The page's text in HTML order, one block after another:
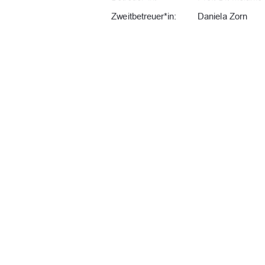
Zweitbetreuer*in:         Daniela         Zorn